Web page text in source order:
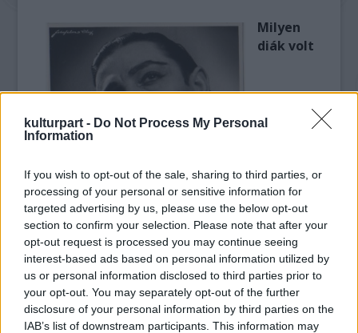
kulturpart - Do Not Process My Personal
Information
If you wish to opt-out of the sale, sharing to third parties, or
processing of your personal or sensitive information for
targeted advertising by us, please use the below opt-out
section to confirm your selection. Please note that after your
opt-out request is processed you may continue seeing
interest-based ads based on personal information utilized by
us or personal information disclosed to third parties prior to
your opt-out. You may separately opt-out of the further
disclosure of your personal information by third parties on the
IAB’s list of downstream participants. This information may
Milyen
diák volt